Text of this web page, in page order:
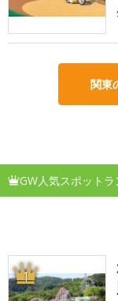
関東
GW人気スポットラ
1